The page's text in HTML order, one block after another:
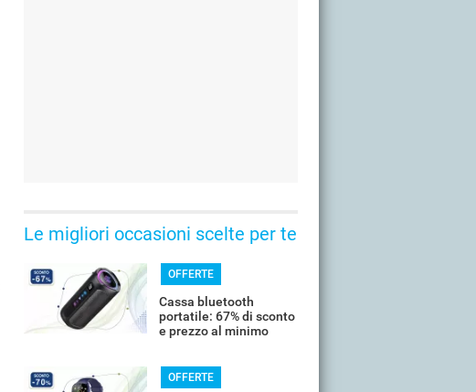
Le migliori occasioni scelte per te
OFFERTE
Cassa bluetooth
portatile: 67% di sconto
e prezzo al minimo
OFFERTE